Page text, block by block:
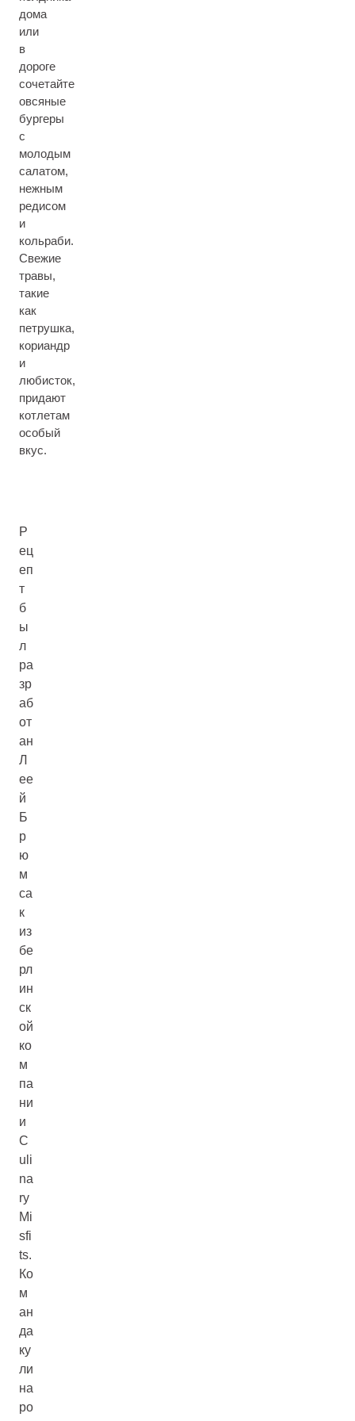
дома
или
в
дороге
сочетайте
овсяные
бургеры
с
молодым
салатом,
нежным
редисом
и
кольраби.
Свежие
травы,
такие
как
петрушка,
кориандр
и
любисток,
придают
котлетам
особый
вкус.
Р
ец
еп
т
б
ы
л
ра
зр
аб
от
ан
Л
ее
й
Б
р
ю
м
са
к
из
бе
рл
ин
ск
ой
ко
м
па
ни
и
C
uli
na
ry
Mi
sfi
ts.
Ко
м
ан
да
ку
ли
на
ро